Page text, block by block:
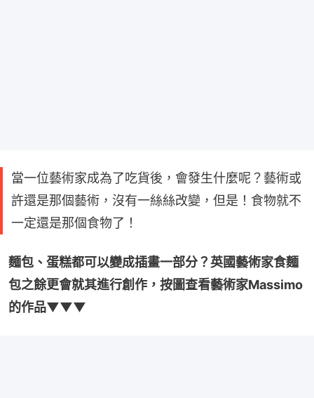
當一位藝術家成為了吃貨後，會發生什麼呢？藝術或
許還是那個藝術，沒有一絲絲改變，但是！食物就不
一定還是那個食物了！
麵包、蛋糕都可以變成插畫一部分？英國藝術家食麵
包之餘更會就其進行創作，按圖查看藝術家Massimo
的作品▼▼▼